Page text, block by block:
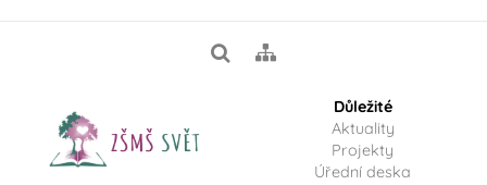
Důležité
Aktuality
Projekty
Úřední deska